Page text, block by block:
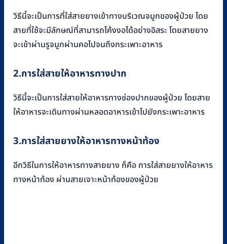
วิธีนี้จะเป็นการที่ใส่สายยางเข้าทางบริเวณจมูกของผู้ป่วย โดย
สายที่ใช้จะมีลักษณ์ที่สามารถโค้งงอได้อย่างอิสระ โดยสายยาง
จะเข้าผ่านรูจมูกผ่านคอไปจนถึงกระเพาะอาหาร
2.การใส่สายให้อาหารทางปาก
วิธีนี้จะเป็นการใส่สายให้อาหารทางช่องปากของผู้ป่วย โดยสาย
ให้อาหารจะเดินทางผ่านหลอดอาหารเข้าไปยังกระเพาะอาหาร
3.การใส่สายยางให้อาหารทางหน้าท้อง
อีกวิธีในการให้อาหารทางสายยาง ก็คือ การใส่สายยางให้อาหาร
ทางหน้าท้อง ผ่านสายเจาะหน้าท้องของผู้ป่วย